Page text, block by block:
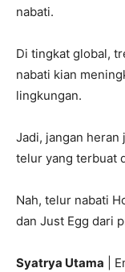
nabati.
Di tingkat global,
nabati kian
lingkungan.
Jadi, jangan heran
telur yang terbuat
Nah, telur nabati
dan Just Egg dari
Syatrya Utama |